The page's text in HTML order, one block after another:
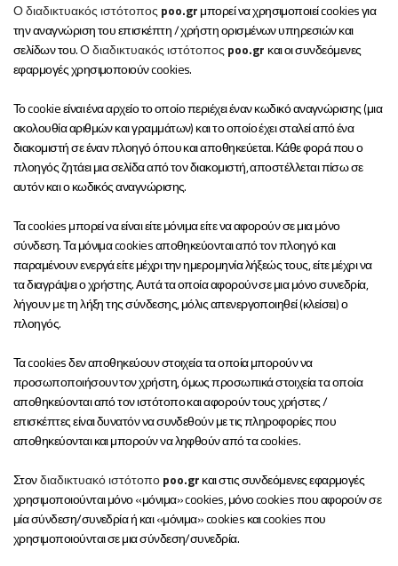
Οδιαδικτυακός ιστότοπος poo.grμπορεί να χρησιμοποιεί cookies για
την αναγνώριση του επισκέπτη / χρήστη ορισμένων υπηρεσιών και
σελίδων του.Οδιαδικτυακός ιστότοπος poo.gr και οι συνδεόμενες
εφαρμογές χρησιμοποιούν cookies.
Το cookie είναι ένα αρχείο το οποίο περιέχει έναν κωδικό αναγνώρισης (μια
ακολουθία αριθμών και γραμμάτων) και το οποίο έχει σταλεί από ένα
διακομιστή σε έναν πλοηγό όπου και αποθηκεύεται. Κάθε φορά που ο
πλοηγός ζητάει μια σελίδα από τον διακομιστή, αποστέλλεται πίσω σε
αυτόν και ο κωδικός αναγνώρισης.
Τα cookies μπορεί να είναι είτε μόνιμα είτε να αφορούν σε μια μόνο
σύνδεση. Τα μόνιμα cookies αποθηκεύονται από τον πλοηγό και
παραμένουν ενεργά είτε μέχρι την ημερομηνία λήξεώς τους, είτε μέχρι να
τα διαγράψει ο χρήστης. Αυτά τα οποία αφορούν σε μια μόνο συνεδρία,
λήγουν με τη λήξη της σύνδεσης, μόλις απενεργοποιηθεί (κλείσει) ο
πλοηγός.
Τα cookies δεν αποθηκεύουν στοιχεία τα οποία μπορούν να
προσωποποιήσουν τον χρήστη, όμως προσωπικά στοιχεία τα οποία
αποθηκεύονται από τον ιστότοπο και αφορούν τους χρήστες /
επισκέπτες είναι δυνατόν να συνδεθούν με τις πληροφορίες που
αποθηκεύονται και μπορούν να ληφθούν από τα cookies.
Στονδιαδικτυακό ιστότοποpoo.grκαι στις συνδεόμενες εφαρμογές
χρησιμοποιούνται μόνο «μόνιμα» cookies, μόνο cookies που αφορούν σε
μία σύνδεση/συνεδρία ή και «μόνιμα» cookies και cookies που
χρησιμοποιούνται σε μια σύνδεση/συνεδρία.